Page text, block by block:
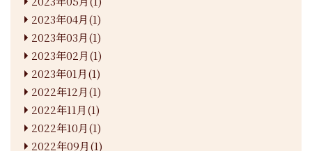
2023年04月(1)
2023年03月(1)
2023年02月(1)
2023年01月(1)
2022年12月(1)
2022年11月(1)
2022年10月(1)
2022年09月(1)